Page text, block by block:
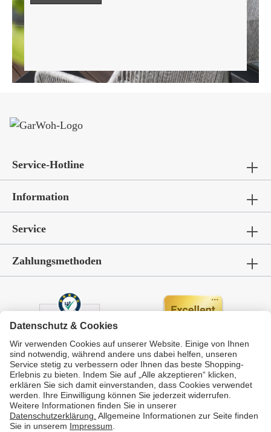
Service-Hotline
Information
Service
Zahlungsmethoden
Durchschnittliche Bewertung von GarWoh – Gartenmöbel & Wohnen
mit336Bewertungen
|
Bewertungsgrundlage des Anbieters: 4 Verkaufs- und 4 Bewertungsplattformen